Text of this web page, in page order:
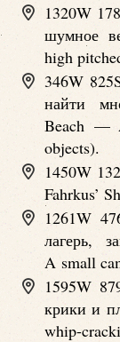
1320W
шумное
high
346W
найти
Beach —
objects).
1450W
Fahrkus’
1261W
лагерь,
A small
1595W
крики и
whip-